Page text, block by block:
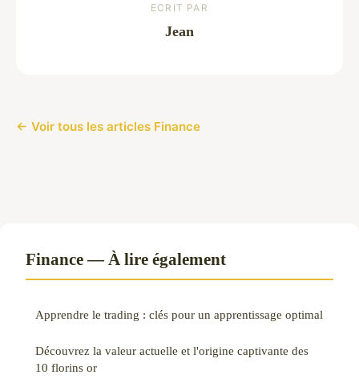
ECRIT PAR
Jean
← Voir tous les articles Finance
Finance — À lire également
Apprendre le trading : clés pour un apprentissage optimal
Découvrez la valeur actuelle et l'origine captivante des
10 florins or